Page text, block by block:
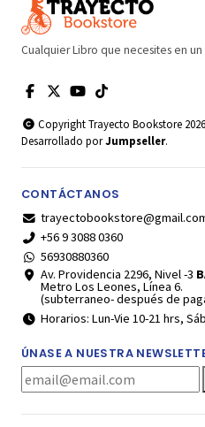
Cualquier Libro que necesites en
Copyright Trayecto Bookstore
Desarrollado porJumpseller.
CONTÁCTANOS
+56 9 3088 0360
56930880360
Av. Providencia 2296, Nivel -3
Metro Los Leones, Línea 6.
(subterraneo- después de
Horarios: Lun-Vie 10-21 hrs,
ÚNASE A NUESTRA